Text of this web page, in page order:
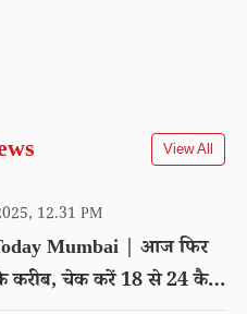
View All
12.31 PM
Mumbai | आज फिर
करीब, चेक करें 18 से 24 कैरेट